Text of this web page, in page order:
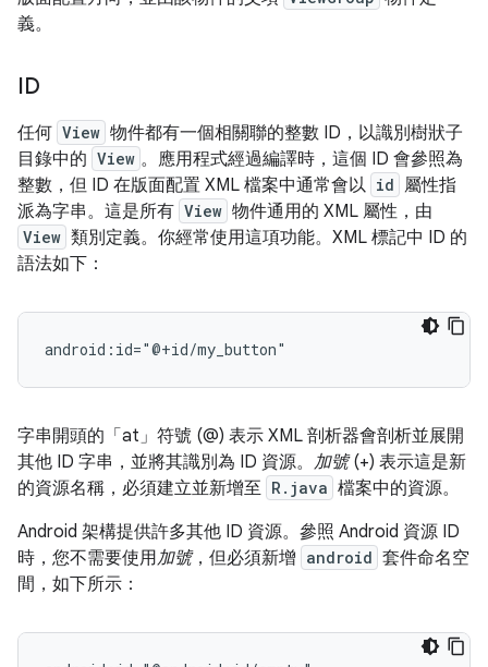
義。
ID
任何 View 物件都有一個相關聯的整數 ID，以識別樹狀子
目錄中的 View 。應用程式經過編譯時，這個 ID 會參照為
整數，但 ID 在版面配置 XML 檔案中通常會以 id 屬性指
派為字串。這是所有 View 物件通用的 XML 屬性，由
View 類別定義。你經常使用這項功能。XML 標記中 ID 的
語法如下：
android:id="@+id/my_button"
字串開頭的「at」 符號 (@) 表示 XML 剖析器會剖析並展開
其他 ID 字串，並將其識別為 ID 資源。 加號(+) 表示這是新
的資源名稱，必須建立並新增至 R.java 檔案中的資源。
Android 架構提供許多其他 ID 資源。參照 Android 資源 ID
時，您不需要使用加號，但必須新增 android 套件命名空
間，如下所示：